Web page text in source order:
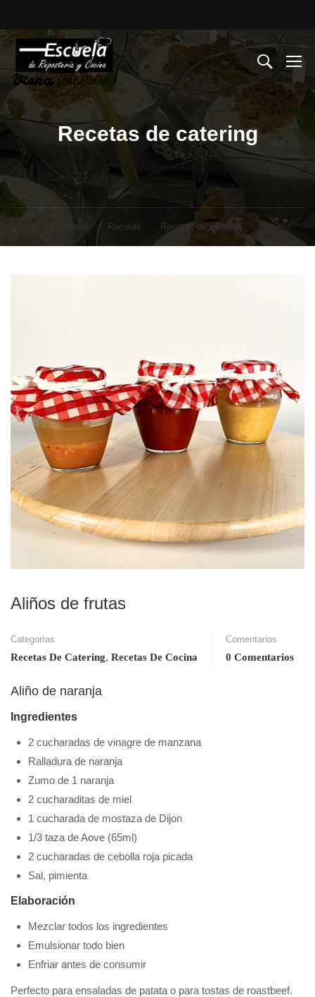
Recetas de catering
Home Recetas Recetas de catering
Aliños de frutas
Categorías
Recetas De Catering, Recetas De Cocina
Comentarios
0 Comentarios
Aliño de naranja
Ingredientes
2 cucharadas de vinagre de manzana
Ralladura de naranja
Zumo de 1 naranja
2 cucharaditas de miel
1 cucharada de mostaza de Dijon
1/3 taza de Aove (65ml)
2 cucharadas de cebolla roja picada
Sal, pimienta
Elaboración
Mezclar todos los ingredientes
Emulsionar todo bien
Enfriar antes de consumir
Perfecto para ensaladas de patata o para tostas de roastbeef.